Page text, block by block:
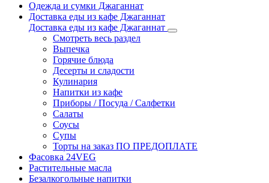
Одежда и сумки Джаганнат
Доставка еды из кафе Джаганнат
Доставка еды из кафе Джаганнат
Смотреть весь раздел
Выпечка
Горячие блюда
Десерты и сладости
Кулинария
Напитки из кафе
Приборы / Посуда / Салфетки
Салаты
Соусы
Супы
Торты на заказ ПО ПРЕДОПЛАТЕ
Фасовка 24VEG
Растительные масла
Безалкогольные напитки